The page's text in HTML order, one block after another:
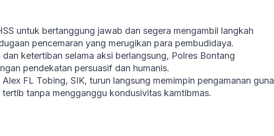
untuk bertanggung jawab dan segera mengambil langkah
pencemaran yang merugikan para pembudidaya.
dan ketertiban selama aksi berlangsung, Polres Bontang
pendekatan persuasif dan humanis.
Alex FL Tobing, SIK, turun langsung memimpin pengamanan guna
tanpa mengganggu kondusivitas kamtibmas.